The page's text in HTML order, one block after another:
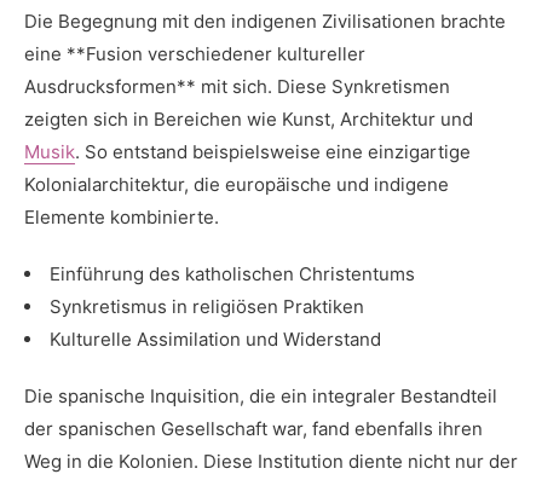
Die Begegnung mit den indigenen Zivilisationen brachte
eine **Fusion verschiedener⁢ kultureller⁤
Ausdrucksformen** mit sich. Diese Synkretismen
zeigten sich in ‌Bereichen wie Kunst, Architektur und
Musik. So​ entstand beispielsweise eine⁢ einzigartige
Kolonialarchitektur,‌ die⁣ europäische ⁣und indigene
Elemente⁢ kombinierte.
Einführung des katholischen Christentums
Synkretismus in religiösen ⁢Praktiken
Kulturelle Assimilation und‌ Widerstand
Die spanische Inquisition, die ‌ein integraler Bestandteil
der spanischen Gesellschaft ⁣war, fand ebenfalls ihren⁤
Weg in die Kolonien. Diese​ Institution‍ diente nicht nur der